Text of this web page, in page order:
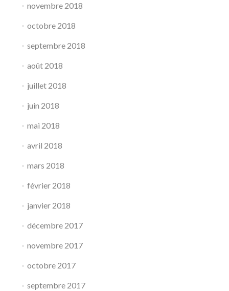
novembre 2018
octobre 2018
septembre 2018
août 2018
juillet 2018
juin 2018
mai 2018
avril 2018
mars 2018
février 2018
janvier 2018
décembre 2017
novembre 2017
octobre 2017
septembre 2017